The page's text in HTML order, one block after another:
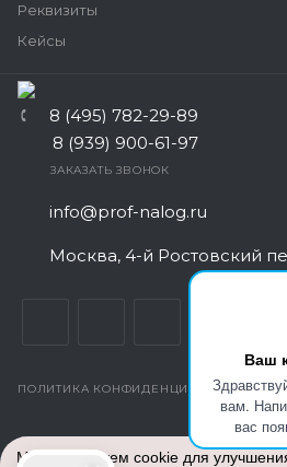
Ваш
вам.
вас
Реквизиты
Кейсы
8 (495) 782-29-89
8 (939) 900-61-97
ЗАКАЗАТЬ ЗВОНОК
info@prof-nalog.ru
Москва, 4-й Ростовский
ПОЛИТИКА КОНФИДЕНЦИАЛЬНОСТИ
© Все права защищены. 2026
обслуживания- аутсорсинг бух
Мы используем cookie для